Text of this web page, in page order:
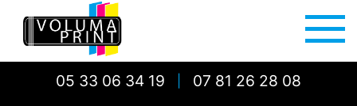
05 33 06 34 19 07 81 26 28 08